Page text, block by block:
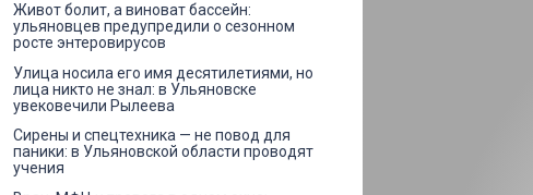
Живот болит, а виноват бассейн:
ульяновцев предупредили о сезонном
росте энтеровирусов
Улица носила его имя десятилетиями, но
лица никто не знал: в Ульяновске
увековечили Рылеева
Сирены и спецтехника — не повод для
паники: в Ульяновской области проводят
учения